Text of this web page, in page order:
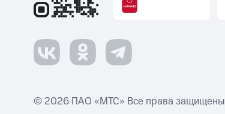
© 2026 ПАО «МТС» Все права защищены